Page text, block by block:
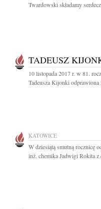
Twardowski składamy
TADEUSZ
10 listopada 2017 r. w 81.
Tadeusza Kijonki odprawiona
KATOWICE
W dziesiątą smutną rocznicę
inż. chemika Jadwigi Rokita